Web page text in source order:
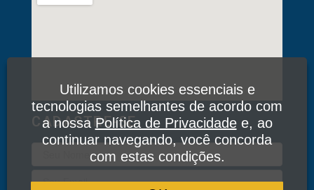
CADASTRE-SE
Utilizamos cookies essenciais e
tecnologias semelhantes de acordo com
a nossaPolítica de Privacidadee, ao
continuar navegando, você concorda
com estas condições.